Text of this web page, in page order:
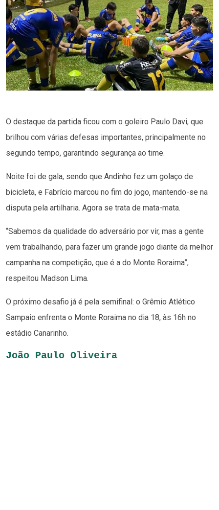
O destaque da partida ficou com o goleiro Paulo Davi, que
brilhou com várias defesas importantes, principalmente no
segundo tempo, garantindo segurança ao time.
Noite foi de gala, sendo que Andinho fez um golaço de
bicicleta, e Fabrício marcou no fim do jogo, mantendo-se na
disputa pela artilharia. Agora se trata de mata-mata.
“Sabemos da qualidade do adversário por vir, mas a gente
vem trabalhando, para fazer um grande jogo diante da melhor
campanha na competição, que é a do Monte Roraima”,
respeitou Madson Lima.
O próximo desafio já é pela semifinal: o Grêmio Atlético
Sampaio enfrenta o Monte Roraima no dia 18, às 16h no
estádio Canarinho.
João Paulo Oliveira